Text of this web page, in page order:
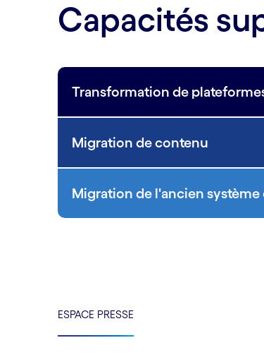
Capacités
Transformation de
Migration de contenu
Migration de l'ancien système
ESPACE PRESSE